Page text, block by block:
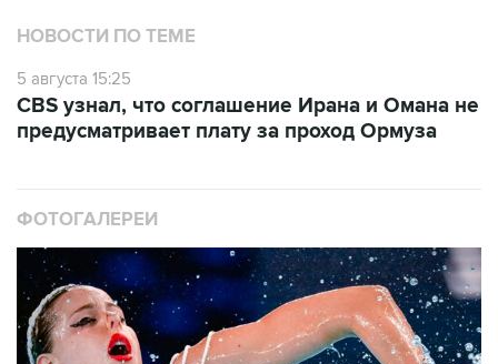
НОВОСТИ ПО ТЕМЕ
5 августа 15:25
CBS узнал, что соглашение Ирана и Омана не
предусматривает плату за проход Ормуза
ФОТОГАЛЕРЕИ